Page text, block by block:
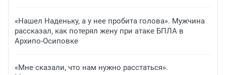
«Нашел Наденьку, а у нее пробита голова». Мужчина
рассказал, как потерял жену при атаке БПЛА в
Архипо-Осиповке
«Мне сказали, что нам нужно расстаться».